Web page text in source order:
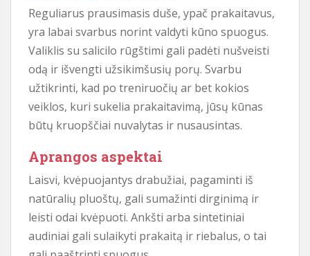
Reguliarus prausimasis duše, ypač prakaitavus,
yra labai svarbus norint valdyti kūno spuogus.
Valiklis su salicilo rūgštimi gali padėti nušveisti
odą ir išvengti užsikimšusių porų. Svarbu
užtikrinti, kad po treniruočių ar bet kokios
veiklos, kuri sukelia prakaitavimą, jūsų kūnas
būtų kruopščiai nuvalytas ir nusausintas.
Aprangos aspektai
Laisvi, kvėpuojantys drabužiai, pagaminti iš
natūralių pluoštų, gali sumažinti dirginimą ir
leisti odai kvėpuoti. Ankšti arba sintetiniai
audiniai gali sulaikyti prakaitą ir riebalus, o tai